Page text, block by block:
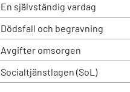
En självständig vardag
Dödsfall och begravning
Avgifter omsorgen
Socialtjänstlagen (SoL)